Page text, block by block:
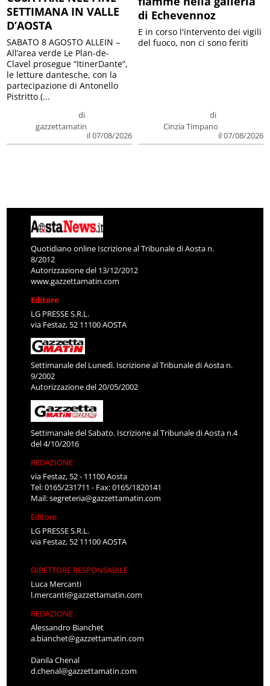
SETTIMANA IN VALLE
D’AOSTA
di
gazzettamatin
il 07/08/2026
SABATO 8 AGOSTO ALLEIN –
All’area verde Le Plan-de-
Clavel prosegue “ItinerDante”,
le letture dantesche, con la
partecipazione di Antonello
Pistritto (...
di Echevennoz
di
Cinzia Timpano
il 07/08/2026
E in corso l'intervento dei vigili
del fuoco, non ci sono feriti
Quotidiano online Iscrizione al Tribunale di Aosta n.
8/2012
Autorizzazione del 13/12/2012
www.gazzettamatin.com
Editore
LG PRESSE S.R.L.
via Festaz, 52 11100 AOSTA
Settimanale del Lunedì. Iscrizione al Tribunale di Aosta n.
9/2002
Autorizzazione del 20/05/2002
Settimanale del Sabato. Iscrizione al Tribunale di Aosta n.4
del 4/10/2016
REDAZIONE
via Festaz, 52 - 11100 Aosta
Tel: 0165/231711 - Fax: 0165/1820141
Mail:segreteria@gazzettamatin.com
Editore
LG PRESSE S.R.L.
via Festaz, 52 11100 AOSTA
DIRETTORE RESPONSABILE
Luca Mercanti
l.mercanti@gazzettamatin.com
REDAZIONE
Alessandro Bianchet
a.bianchet@gazzettamatin.com
Danila Chenal
d.chenal@gazzettamatin.com